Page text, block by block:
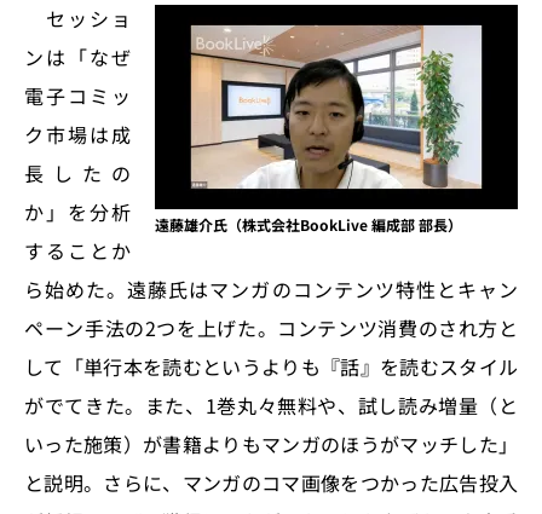
遠藤雄介氏（株式会社BookLive 編成部 部長）
セッショ
ンは「なぜ
電子コミッ
ク市場は成
長したの
か」を分析
することか
ら始めた。遠藤氏はマンガのコンテンツ特性とキャン
ペーン手法の2つを上げた。コンテンツ消費のされ方と
して「単行本を読むというよりも『話』を読むスタイル
がでてきた。また、1巻丸々無料や、試し読み増量（と
いった施策）が書籍よりもマンガのほうがマッチした」
と説明。さらに、マンガのコマ画像をつかった広告投入